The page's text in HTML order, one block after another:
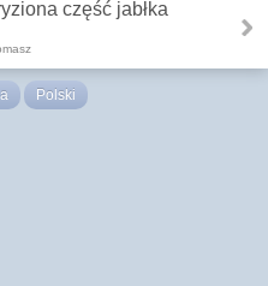
część jabłka
Polski